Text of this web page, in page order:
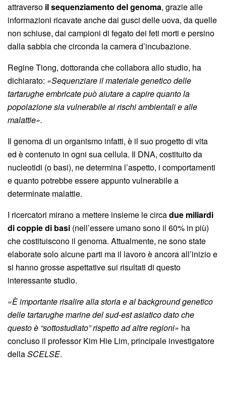
attraverso il sequenziamento del genoma, grazie alle
informazioni ricavate anche dai gusci delle uova, da quelle
non schiuse, dai campioni di fegato dei feti morti e persino
dalla sabbia che circonda la camera d’incubazione.
Regine Tiong, dottoranda che collabora allo studio, ha
dichiarato: «Sequenziare il materiale genetico delle
tartarughe embricate può aiutare a capire quanto la
popolazione sia vulnerabile ai rischi ambientali e alle
malattie».
Il genoma di un organismo infatti, è il suo progetto di vita
ed è contenuto in ogni sua cellula. Il DNA, costituito da
nucleotidi (o basi), ne determina l’aspetto, i comportamenti
e quanto potrebbe essere appunto vulnerabile a
determinate malattie.
I ricercatori mirano a mettere insieme le circadue miliardi
di coppie di basi (nell’essere umano sono il 60% in più)
che costituiscono il genoma. Attualmente, ne sono state
elaborate solo alcune parti ma il lavoro è ancora all’inizio e
si hanno grosse aspettative sui risultati di questo
interessante studio.
«È importante risalire alla storia e al background genetico
delle tartarughe marine del sud-est asiatico dato che
questo è “sottostudiato” rispetto ad altre regioni» ha
concluso il professor Kim Hie Lim, principale investigatore
dellaSCELSE.